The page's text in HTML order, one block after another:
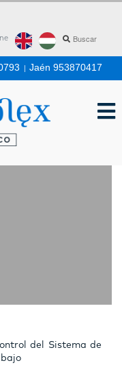
| Jaén 953870417
del Sistema de